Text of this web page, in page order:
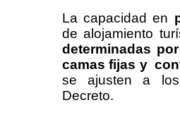
La capacidad en
de alojamiento
determinadas
camas fijas y
se ajusten a los
Decreto.